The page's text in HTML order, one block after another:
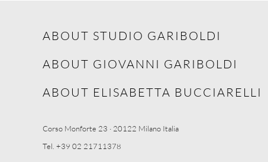
ABOUT STUDIO GARIBOLDI
ABOUT GIOVANNI GARIBOLDI
ABOUT ELISABETTA BUCCIARELLI
Corso Monforte 23 · 20122 Milano Italia
Tel. +39 02 21711378